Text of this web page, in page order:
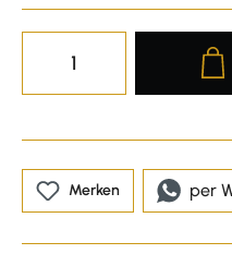
Produkt
Merken per